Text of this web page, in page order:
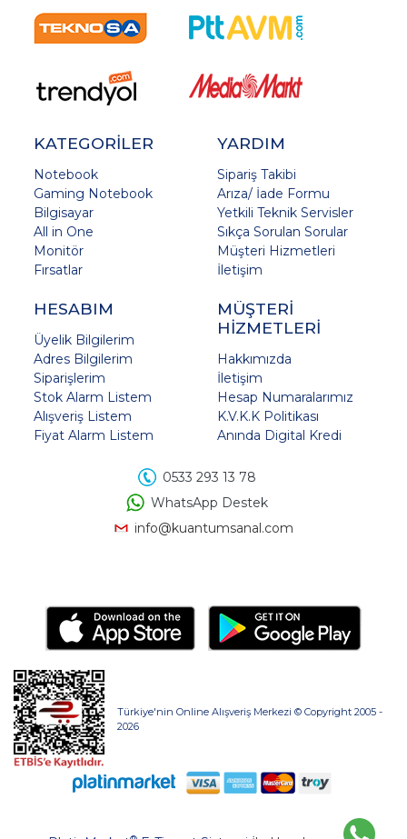
KATEGORİLER
Notebook
Gaming Notebook
Bilgisayar
All in One
Monitör
Fırsatlar
YARDIM
Sipariş Takibi
Arıza/ İade Formu
Yetkili Teknik Servisler
Sıkça Sorulan Sorular
Müşteri Hizmetleri
İletişim
HESABIM
Üyelik Bilgilerim
Adres Bilgilerim
Siparişlerim
Stok Alarm Listem
Alışveriş Listem
Fiyat Alarm Listem
MÜŞTERİ
HİZMETLERİ
Hakkımızda
İletişim
Hesap Numaralarımız
K.V.K.K Politikası
Anında Digital Kredi
0533 293 13 78
WhatsApp Destek
info@kuantumsanal.com
Türkiye'nin Online Alışveriş Merkezi © Copyright 2005 -
2026